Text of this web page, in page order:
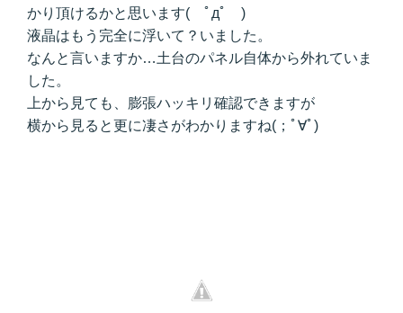
かり頂けるかと思います( ﾟдﾟ )
液晶はもう完全に浮いて？いました。
なんと言いますか…土台のパネル自体から外れていま
した。
上から見ても、膨張ハッキリ確認できますが
横から見ると更に凄さがわかりますね(；ﾟ∀ﾟ)